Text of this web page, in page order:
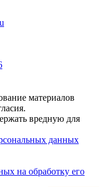
материалов
вредную для
данных
на обработку его